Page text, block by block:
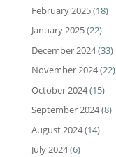
February 2025(18)
January 2025(22)
December 2024(33)
November 2024(22)
October 2024(15)
September 2024(8)
August 2024(14)
July 2024(6)